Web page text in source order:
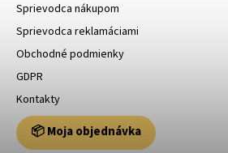
Sprievodca nákupom
Sprievodca reklamáciami
Obchodné podmienky
GDPR
Kontakty
📦 Moja objednávka